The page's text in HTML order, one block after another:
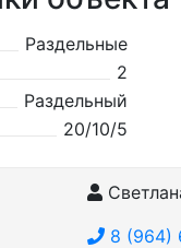
Раздельные
2
Раздельный
20/10/5
8 (964)